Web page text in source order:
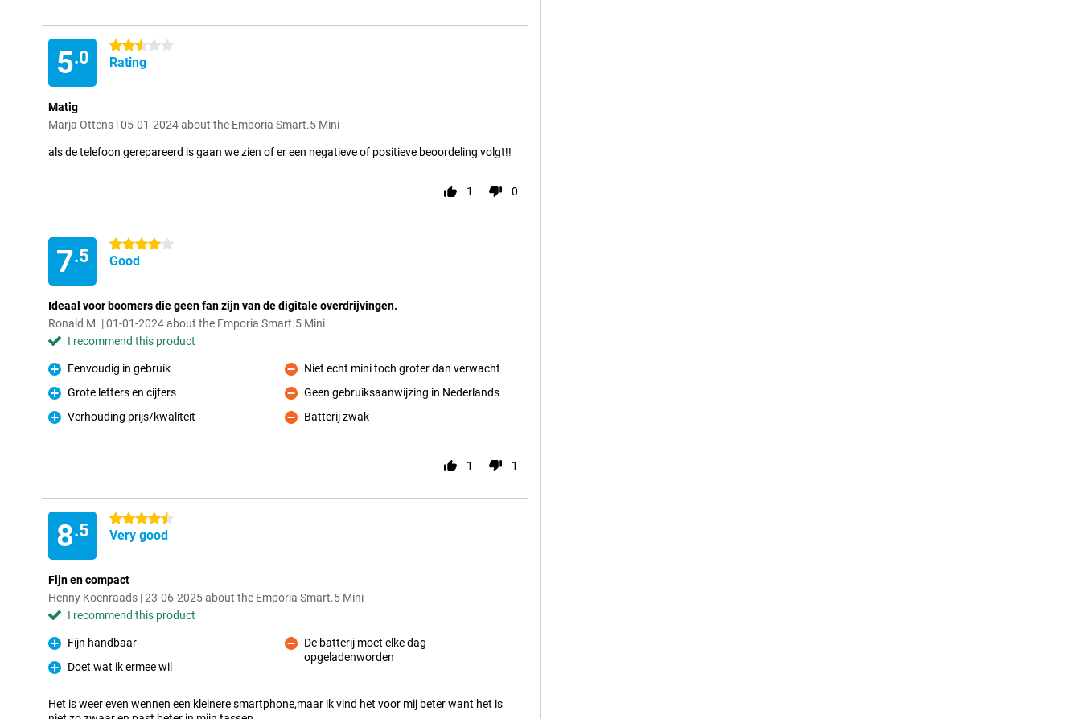
5.0
2.5 stars
Rating
Matig
Marja Ottens | 05-01-2024 about the Emporia Smart.5 Mini
als de telefoon gerepareerd is gaan we zien of er een negatieve of positieve beoordeling volgt!!
1 0
7.5
4 stars
Good
Ideaal voor boomers die geen fan zijn van de digitale overdrijvingen.
Ronald M. | 01-01-2024 about the Emporia Smart.5 Mini
I recommend this product
Pro
Eenvoudig in gebruik
Pro
Grote letters en cijfers
Pro
Verhouding prijs/kwaliteit
Con
Niet echt mini toch groter dan verwacht
Con
Geen gebruiksaanwijzing in Nederlands
Con
Batterij zwak
1 1
8.5
4.5 stars
Very good
Fijn en compact
Henny Koenraads | 23-06-2025 about the Emporia Smart.5 Mini
I recommend this product
Pro
Fijn handbaar
Pro
Doet wat ik ermee wil
Con
De batterij moet elke dag
opgeladenworden
Het is weer even wennen een kleinere smartphone,maar ik vind het voor mij beter want het is